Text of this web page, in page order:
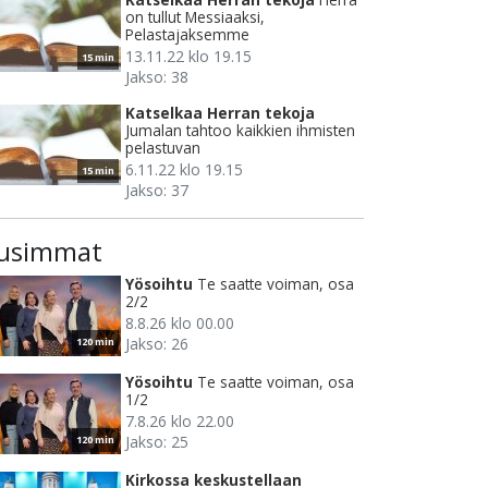
15 min
on tullut Messiaaksi,
Pelastajaksemme
13.11.22 klo 19.15
Jakso: 38
15 min
Katselkaa Herran tekoja
Jumalan tahtoo kaikkien ihmisten
pelastuvan
6.11.22 klo 19.15
Jakso: 37
120 min
Yösoihtu Te saatte voiman, osa
2/2
8.8.26 klo 00.00
Jakso: 26
120 min
Yösoihtu Te saatte voiman, osa
1/2
7.8.26 klo 22.00
Jakso: 25
Kirkossa keskustellaan